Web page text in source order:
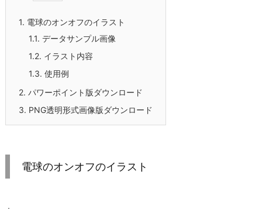
1. 電球のオンオフのイラスト
1.1. データサンプル画像
1.2. イラスト内容
1.3. 使用例
2. パワーポイント版ダウンロード
3. PNG透明形式画像版ダウンロード
電球のオンオフのイラスト